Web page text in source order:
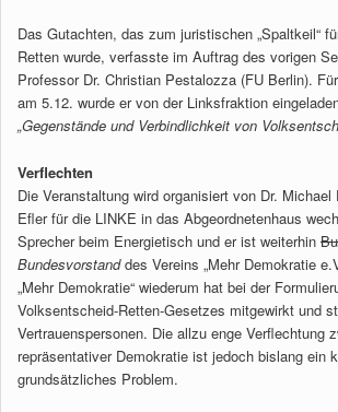
Das Gutachten, das zum juristischen „Spaltkeil“
Retten wurde, verfasste im Auftrag des vorigen
Professor Dr. Christian Pestalozza (FU Berlin).
am 5.12. wurde er von der Linksfraktion
„Gegenstände und Verbindlichkeit von
Verflechten
Die Veranstaltung wird organisiert von Dr.
Efler für die LINKE in das Abgeordnetenhaus
Sprecher beim Energietisch und er ist weiterhin
Bundesvorstanddes Vereins „Mehr Demokratie
„Mehr Demokratie“ wiederum hat bei der
Volksentscheid-Retten-Gesetzes mitgewirkt und
Vertrauenspersonen. Die allzu enge Verflechtung
repräsentativer Demokratie ist jedoch bislang ein
grundsätzliches Problem.